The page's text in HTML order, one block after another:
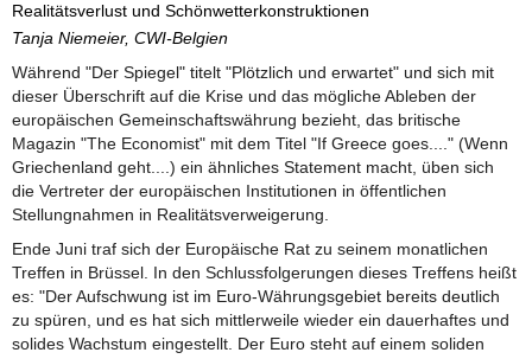
Realitätsverlust und Schönwetterkonstruktionen
Tanja Niemeier, CWI-Belgien
Während "Der Spiegel" titelt "Plötzlich und erwartet" und sich mit
dieser Überschrift auf die Krise und das mögliche Ableben der
europäischen Gemeinschaftswährung bezieht, das britische
Magazin "The Economist" mit dem Titel "If Greece goes...." (Wenn
Griechenland geht....) ein ähnliches Statement macht, üben sich
die Vertreter der europäischen Institutionen in öffentlichen
Stellungnahmen in Realitätsverweigerung.
Ende Juni traf sich der Europäische Rat zu seinem monatlichen
Treffen in Brüssel. In den Schlussfolgerungen dieses Treffens heißt
es: "Der Aufschwung ist im Euro-Währungsgebiet bereits deutlich
zu spüren, und es hat sich mittlerweile wieder ein dauerhaftes und
solides Wachstum eingestellt. Der Euro steht auf einem soliden